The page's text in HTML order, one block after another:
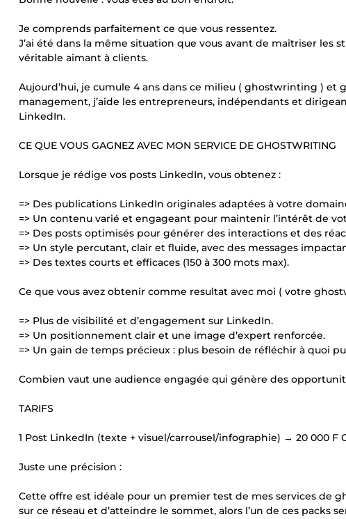
Je comprends parfaitement ce que vous ressentez.
J’ai été dans la même situation que vous avant de maîtriser
véritable aimant à clients.
Aujourd’hui, je cumule 4 ans dans ce milieu ( ghostwrinting )
management, j’aide les entrepreneurs, indépendants et
LinkedIn.
CE QUE VOUS GAGNEZ AVEC MON SERVICE DE GHOSTWRITING
Lorsque je rédige vos posts LinkedIn, vous obtenez :
=> Des publications LinkedIn originales adaptées à votre
=> Un contenu varié et engageant pour maintenir l’intérêt de
=> Des posts optimisés pour générer des interactions et des
=> Un style percutant, clair et fluide, avec des messages
=> Des textes courts et efficaces (150 à 300 mots max).
Ce que vous avez obtenir comme resultat avec moi ( votre
=> Plus de visibilité et d’engagement sur LinkedIn.
=> Un positionnement clair et une image d’expert renforcée.
=> Un gain de temps précieux : plus besoin de réfléchir à quoi
Combien vaut une audience engagée qui génère des
TARIFS
1 Post LinkedIn (texte + visuel/carrousel/infographie) → 20 000 F
Juste une précision :
Cette offre est idéale pour un premier test de mes services de
sur ce réseau et d’atteindre le sommet, alors l’un de ces packs